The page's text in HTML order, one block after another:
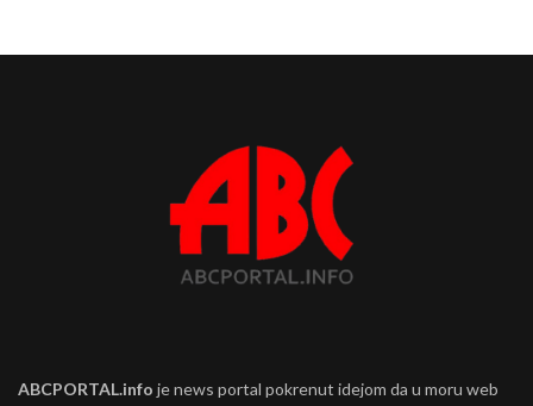
ABCPORTAL.info je news portal pokrenut idejom da u moru web